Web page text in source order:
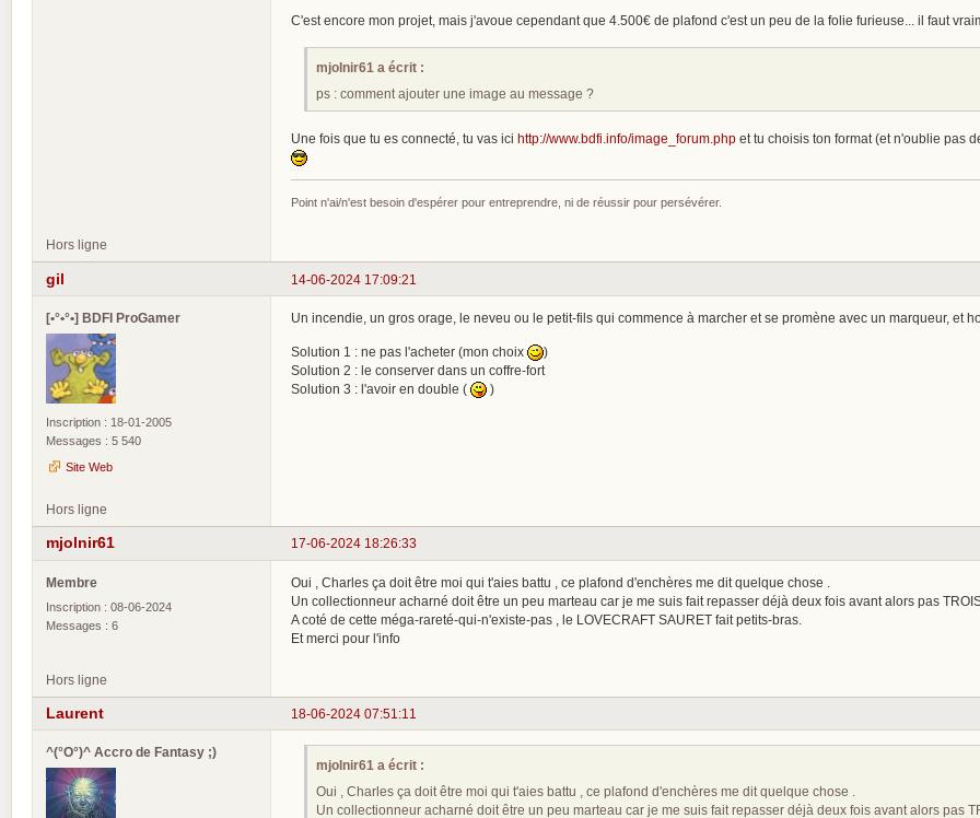
C'est encore mon projet, mais j'avoue cependant que 4.500€ de plafond c'est un peu de la folie furieuse... il faut
mjolnir61 a écrit :
ps : comment ajouter une image au message ?
Une fois que tu es connecté, tu vas ici http://www.bdfi.info/image_forum.php et tu choisis ton format (et n'oublie pas
Point n'ai/n'est besoin d'espérer pour entreprendre, ni de réussir pour persévérer.
Hors ligne
14-06-2024 17:09:21
gil
[•°•°•] BDFI ProGamer
Inscription : 18-01-2005
Messages : 5 540
Site Web
Un incendie, un gros orage, le neveu ou le petit-fils qui commence à marcher et se promène avec un marqueur, et
Solution 1 : ne pas l'acheter (mon choix
)
Solution 2 : le conserver dans un coffre-fort
Solution 3 : l'avoir en double (
)
Hors ligne
17-06-2024 18:26:33
mjolnir61
Membre
Inscription : 08-06-2024
Messages : 6
Oui , Charles ça doit être moi qui t'aies battu , ce plafond d'enchères me dit quelque chose .
Un collectionneur acharné doit être un peu marteau car je me suis fait repasser déjà deux fois avant alors pas
A coté de cette méga-rareté-qui-n'existe-pas , le LOVECRAFT SAURET fait petits-bras.
Et merci pour l'info
Hors ligne
18-06-2024 07:51:11
Laurent
^(°O°)^ Accro de Fantasy ;)
mjolnir61 a écrit :
Oui , Charles ça doit être moi qui t'aies battu , ce plafond d'enchères me dit quelque chose .
Un collectionneur acharné doit être un peu marteau car je me suis fait repasser déjà deux fois avant alors pas